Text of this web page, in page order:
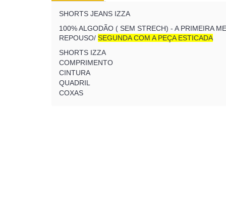
SHORTS JEANS IZZA
100% ALGODÃO ( SEM STRECH) - A PRIMEIRA
REPOUSO/ SEGUNDA COM A PEÇA ESTICADA
SHORTS IZZA
COMPRIMENTO
CINTURA
QUADRIL
COXAS